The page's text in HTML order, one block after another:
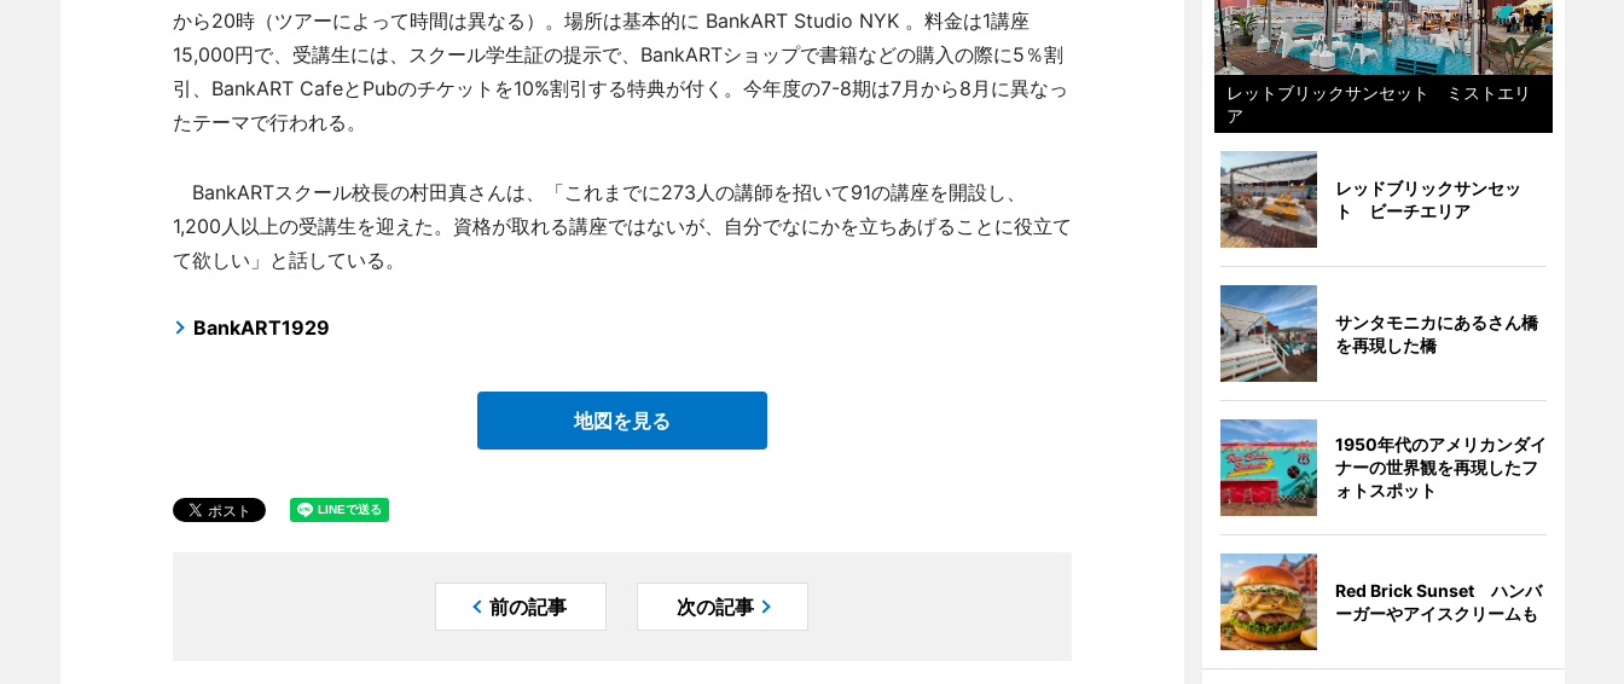
から20時（ツアーによって時間は異なる）。場所は基本的に BankART Studio NYK 。料金は1講座
15,000円で、受講生には、スクール学生証の提示で、BankARTショップで書籍などの購入の際に5％割
引、BankART CafeとPubのチケットを10%割引する特典が付く。今年度の7-8期は7月から8月に異なっ
たテーマで行われる。
BankARTスクール校長の村田真さんは、「これまでに273人の講師を招いて91の講座を開設し、
1,200人以上の受講生を迎えた。資格が取れる講座ではないが、自分でなにかを立ちあげることに役立て
て欲しい」と話している。
BankART1929
地図を見る
前の記事 次の記事
レットブリックサンセット ミストエリ
ア
レッドブリックサンセッ
ト ビーチエリア
サンタモニカにあるさん橋
を再現した橋
1950年代のアメリカンダイ
ナーの世界観を再現したフ
ォトスポット
Red Brick Sunset ハンバ
ーガーやアイスクリームも